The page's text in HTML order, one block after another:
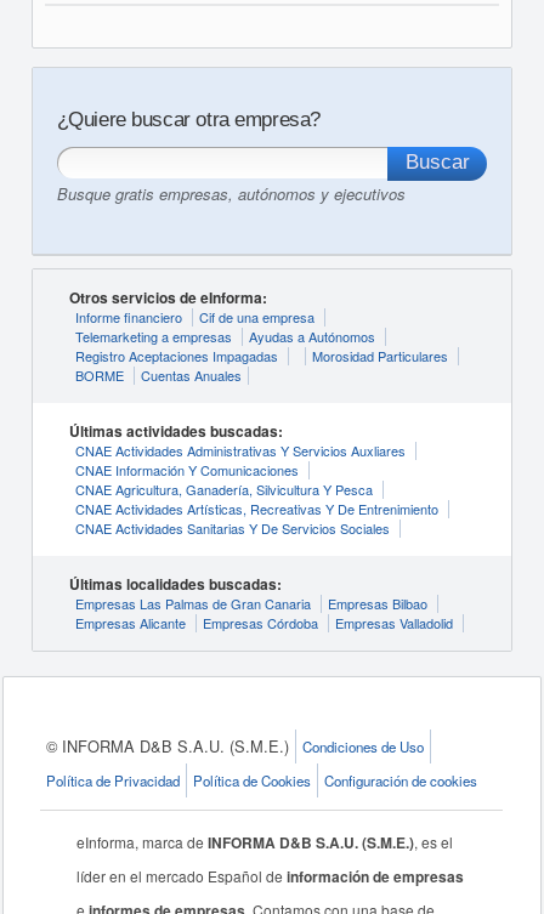
¿Quiere buscar otra empresa?
Busque gratis empresas, autónomos y ejecutivos
Otros servicios de eInforma:
Informe financiero
Cif de una empresa
Telemarketing a empresas
Ayudas a Autónomos
Registro Aceptaciones Impagadas
Morosidad Particulares
BORME
Cuentas Anuales
Últimas actividades buscadas:
CNAE Actividades Administrativas Y Servicios Auxliares
CNAE Información Y Comunicaciones
CNAE Agricultura, Ganadería, Silvicultura Y Pesca
CNAE Actividades Artísticas, Recreativas Y De Entrenimiento
CNAE Actividades Sanitarias Y De Servicios Sociales
Últimas localidades buscadas:
Empresas Las Palmas de Gran Canaria
Empresas Bilbao
Empresas Alicante
Empresas Córdoba Empresas Valladolid
© INFORMA D&B S.A.U. (S.M.E.)
Condiciones de Uso
Política de Privacidad
Política de Cookies Configuración de cookies
eInforma, marca deINFORMA D&B S.A.U. (S.M.E.), es el
líder en el mercado Español deinformación de empresas
e . Contamos con una base de